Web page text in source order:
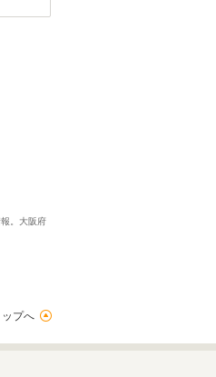
入）2026/06/25投稿
。大阪府
プへ